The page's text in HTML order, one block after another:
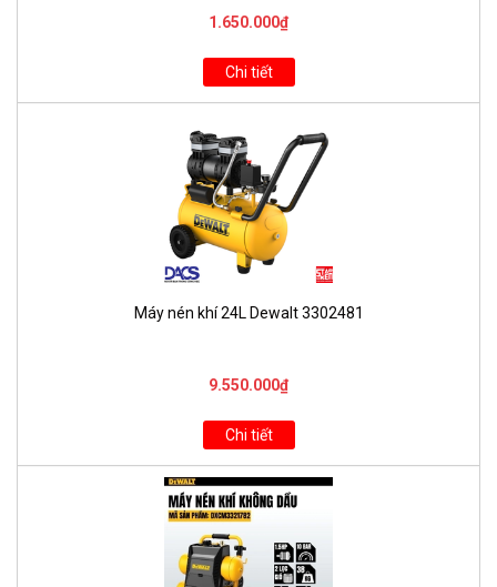
1.650.000₫
Chi tiết
Máy nén khí 24L Dewalt 3302481
9.550.000₫
Chi tiết